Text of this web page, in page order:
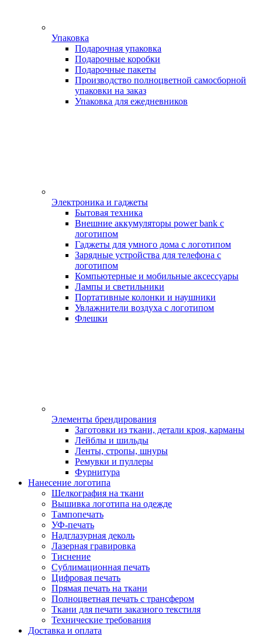
Упаковка
Подарочная упаковка
Подарочные коробки
Подарочные пакеты
Производство полноцветной самосборной
упаковки на заказ
Упаковка для ежедневников
Электроника и гаджеты
Бытовая техника
Внешние аккумуляторы power bank с
логотипом
Гаджеты для умного дома с логотипом
Зарядные устройства для телефона с
логотипом
Компьютерные и мобильные аксессуары
Лампы и светильники
Портативные колонки и наушники
Увлажнители воздуха с логотипом
Флешки
Элементы брендирования
Заготовки из ткани, детали кроя, карманы
Лейблы и шильды
Ленты, стропы, шнуры
Ремувки и пуллеры
Фурнитура
Нанесение логотипа
Шелкография на ткани
Вышивка логотипа на одежде
Тампопечать
УФ-печать
Надглазурная деколь
Лазерная гравировка
Тиснение
Сублимационная печать
Цифровая печать
Прямая печать на ткани
Полноцветная печать с трансфером
Ткани для печати заказного текстиля
Технические требования
Доставка и оплата